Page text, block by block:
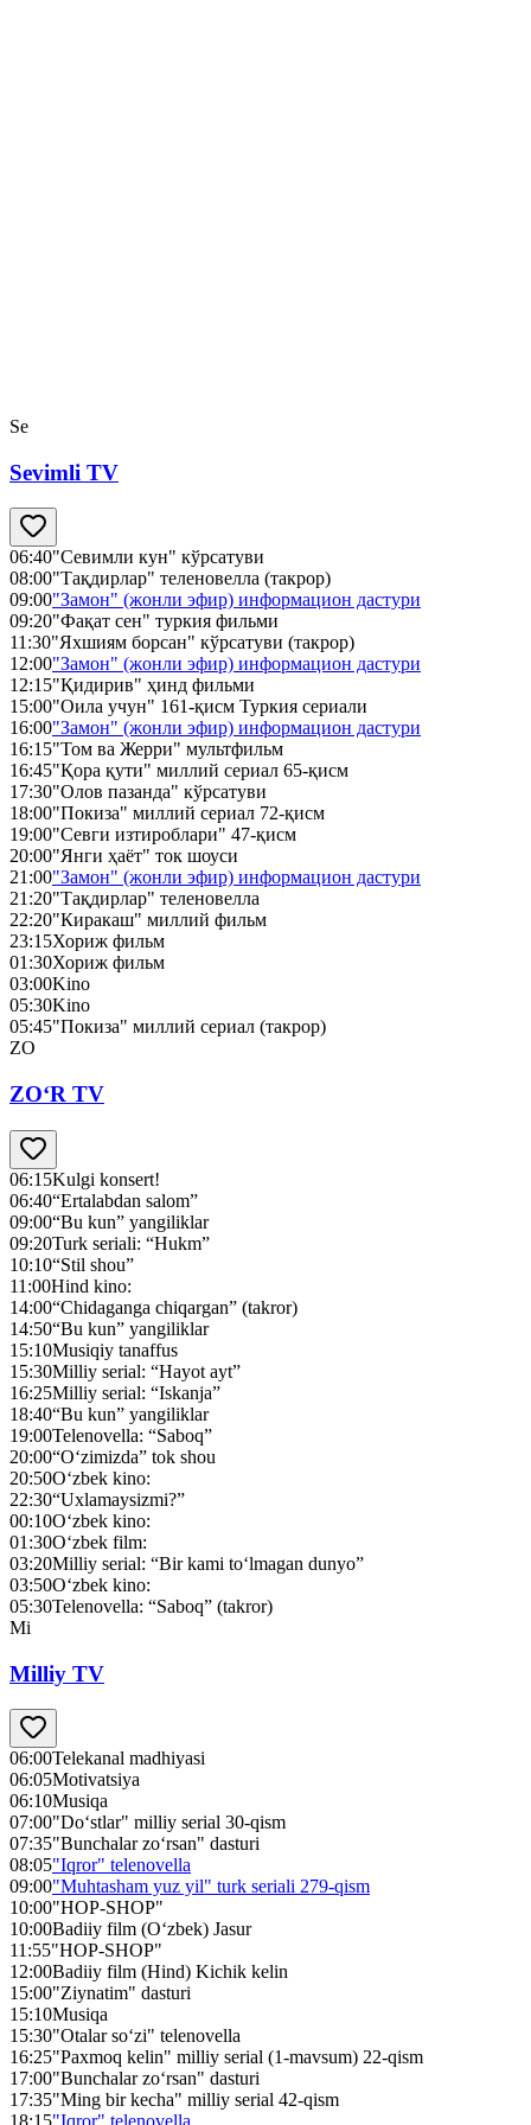
Se
Sevimli TV
06:40"Севимли кун" кўрсатуви
08:00"Тақдирлар" теленовелла (такрор)
09:00"Замон" (жонли эфир) информацион дастури
09:20"Фақат сен" туркия фильми
11:30"Яхшиям борсан" кўрсатуви (такрор)
12:00"Замон" (жонли эфир) информацион дастури
12:15"Қидирив" ҳинд фильми
15:00"Оила учун" 161-қисм Туркия сериали
16:00"Замон" (жонли эфир) информацион дастури
16:15"Том ва Жерри" мультфильм
16:45"Қора қути" миллий сериал 65-қисм
17:30"Олов пазанда" кўрсатуви
18:00"Покиза" миллий сериал 72-қисм
19:00"Севги изтироблари" 47-қисм
20:00"Янги ҳаёт" ток шоуси
21:00"Замон" (жонли эфир) информацион дастури
21:20"Тақдирлар" теленовелла
22:20"Киракаш" миллий фильм
23:15Хориж фильм
01:30Хориж фильм
03:00Kino
05:30Kino
05:45"Покиза" миллий сериал (такрор)
ZO
ZO‘R TV
06:15Kulgi konsert!
06:40“Ertalabdan salom”
09:00“Bu kun” yangiliklar
09:20Turk seriali: “Hukm”
10:10“Stil shou”
11:00Hind kino:
14:00“Chidaganga chiqargan” (takror)
14:50“Bu kun” yangiliklar
15:10Musiqiy tanaffus
15:30Milliy serial: “Hayot ayt”
16:25Milliy serial: “Iskanja”
18:40“Bu kun” yangiliklar
19:00Telenovella: “Saboq”
20:00“O‘zimizda” tok shou
20:50O‘zbek kino:
22:30“Uxlamaysizmi?”
00:10O‘zbek kino:
01:30O‘zbek film:
03:20Milliy serial: “Bir kami to‘lmagan dunyo”
03:50O‘zbek kino:
05:30Telenovella: “Saboq” (takror)
Mi
Milliy TV
06:00Telekanal madhiyasi
06:05Motivatsiya
06:10Musiqa
07:00"Do‘stlar" milliy serial 30-qism
07:35"Bunchalar zo‘rsan" dasturi
08:05"Iqror" telenovella
09:00"Muhtasham yuz yil" turk seriali 279-qism
10:00"HOP-SHOP"
10:00Badiiy film (O‘zbek) Jasur
11:55"HOP-SHOP"
12:00Badiiy film (Hind) Kichik kelin
15:00"Ziynatim" dasturi
15:10Musiqa
15:30"Otalar so‘zi" telenovella
16:25"Paxmoq kelin" milliy serial (1-mavsum) 22-qism
17:00"Bunchalar zo‘rsan" dasturi
17:35"Ming bir kecha" milliy serial 42-qism